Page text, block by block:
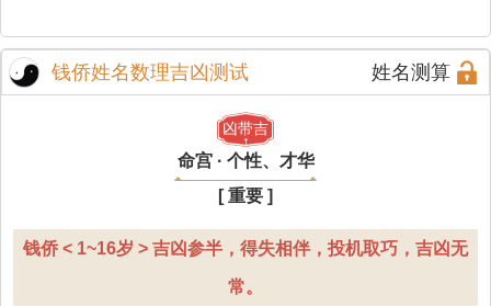
钱侨姓名数理吉凶测试 姓名测算
凶带吉
命宫 · 个性、才华
[ 重要 ]
钱侨 < 1~16岁 > 吉凶参半，得失相伴，投机取巧，吉凶无
常。